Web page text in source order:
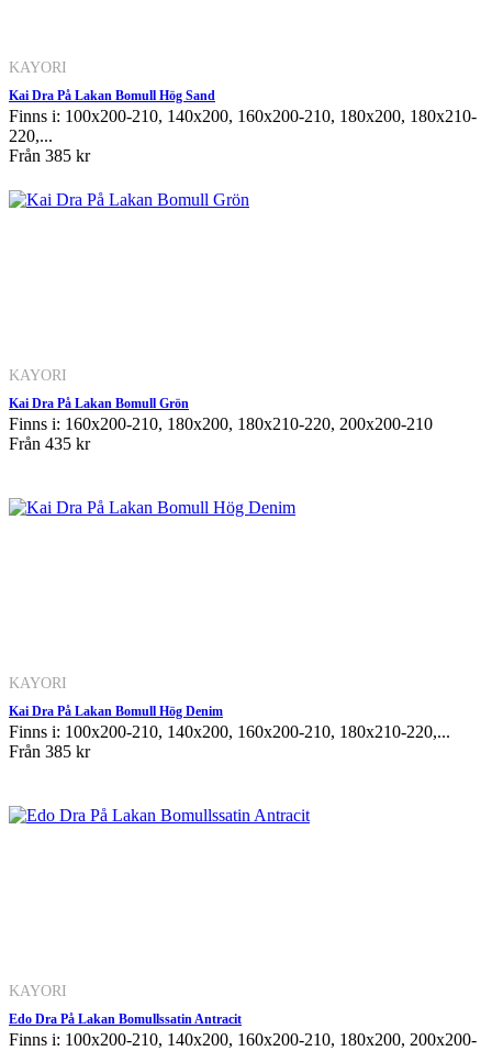
KAYORI
Kai Dra På Lakan Bomull Hög Sand
Finns i: 100x200-210, 140x200, 160x200-210, 180x200, 180x210-
220,...
Från 385 kr
KAYORI
Kai Dra På Lakan Bomull Grön
Finns i: 160x200-210, 180x200, 180x210-220, 200x200-210
Från 435 kr
KAYORI
Kai Dra På Lakan Bomull Hög Denim
Finns i: 100x200-210, 140x200, 160x200-210, 180x210-220,...
Från 385 kr
KAYORI
Edo Dra På Lakan Bomullssatin Antracit
Finns i: 100x200-210, 140x200, 160x200-210, 180x200, 200x200-